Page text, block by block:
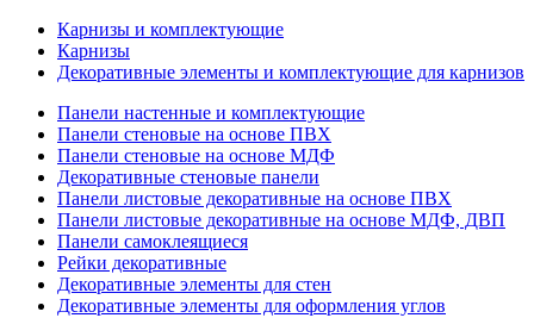
Карнизы и комплектующие
Карнизы
Декоративные элементы и комплектующие для карнизов
Панели настенные и комплектующие
Панели стеновые на основе ПВХ
Панели стеновые на основе МДФ
Декоративные стеновые панели
Панели листовые декоративные на основе ПВХ
Панели листовые декоративные на основе МДФ, ДВП
Панели самоклеящиеся
Рейки декоративные
Декоративные элементы для стен
Декоративные элементы для оформления углов